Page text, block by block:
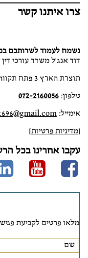
צרו איתנו קשר
נשמח לעמוד לשרותכם
דוד אנג'ל משרד עורכי דין
תוצרת הארץ 3 פתח תקווה, מגדל T, מתחם ב.ס.ר – קומה 20
טלפון: 072-2160056
אימייל:
[מדיניות פרטיות]
עקבו אחרינו בכל
מלאו פרטים לקביעת